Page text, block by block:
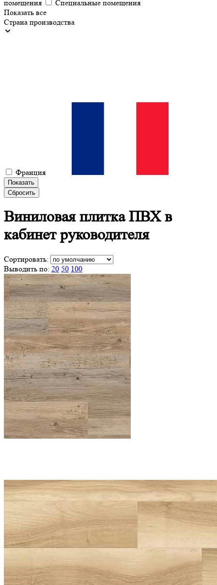
помещения
Специальные помещения
Показать все
Страна производства
Франция
Показать
Сбросить
Виниловая плитка ПВХв
кабинет руководителя
Сортировать:
Выводить по: 20 50 100